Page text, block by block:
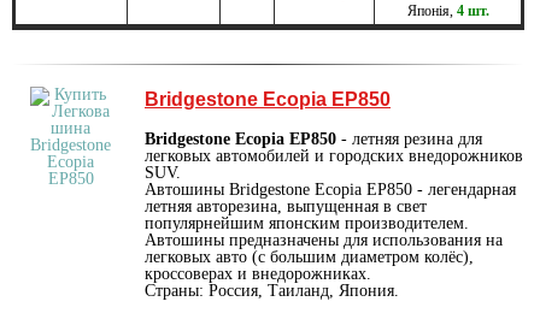
Японія, 4 шт.
Bridgestone Ecopia EP850
Bridgestone Ecopia EP850 - летняя резина для
легковых автомобилей и городских внедорожников
SUV.
Автошины Bridgestone Ecopia EP850 - легендарная
летняя авторезина, выпущенная в свет
популярнейшим японским производителем.
Автошины предназначены для использования на
легковых авто (с большим диаметром колёс),
кроссоверах и внедорожниках.
Страны: Россия, Таиланд, Япония.